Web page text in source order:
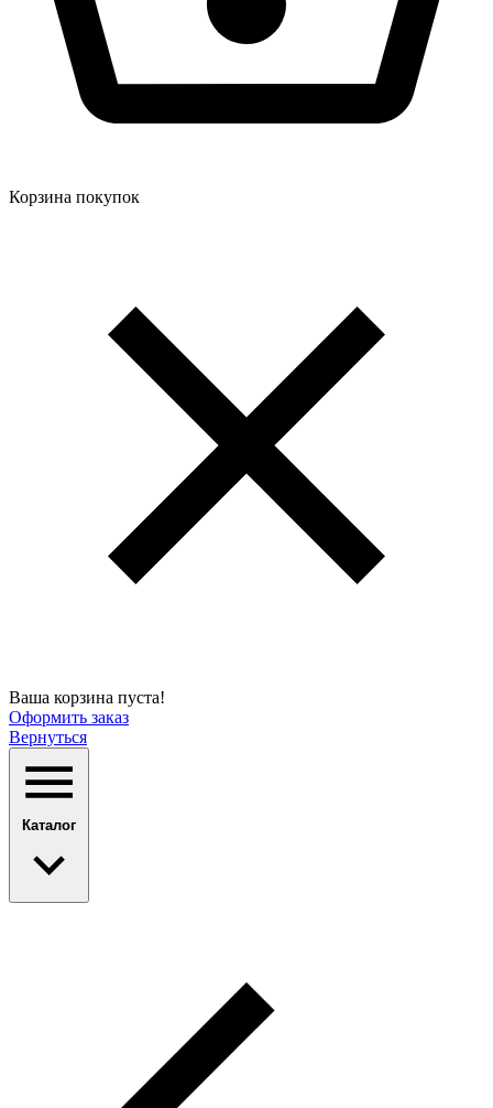
Корзина покупок
Ваша корзина пуста!
Оформить заказ
Вернуться
Каталог